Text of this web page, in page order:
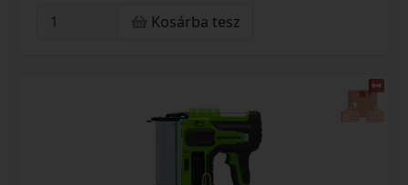
Kosárba tesz